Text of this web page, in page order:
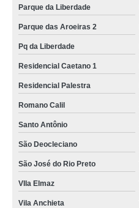
Parque da Liberdade
Parque das Aroeiras 2
Pq da Liberdade
Residencial Caetano 1
Residencial Palestra
Romano Calil
Santo Antônio
São Deocleciano
São José do Rio Preto
VIla Elmaz
Vila Anchieta